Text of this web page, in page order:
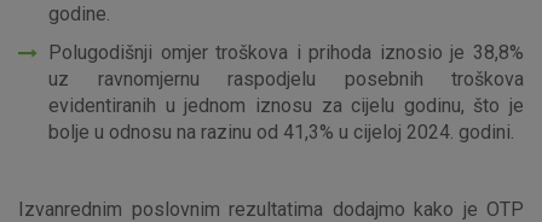
godine.
Polugodišnji omjer troškova i prihoda iznosio je 38,8%
uz ravnomjernu raspodjelu posebnih troškova
evidentiranih u jednom iznosu za cijelu godinu, što je
bolje u odnosu na razinu od 41,3% u cijeloj 2024. godini.
Izvanrednim poslovnim rezultatima dodajmo kako je OTP